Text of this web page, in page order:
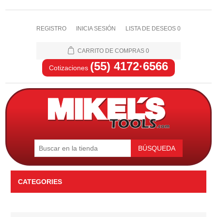
REGISTRO INICIA SESIÓN LISTA DE DESEOS 0
CARRITO DE COMPRAS 0
Cotizaciones (55) 4172·6566
BÚSQUEDA
CATEGORIES